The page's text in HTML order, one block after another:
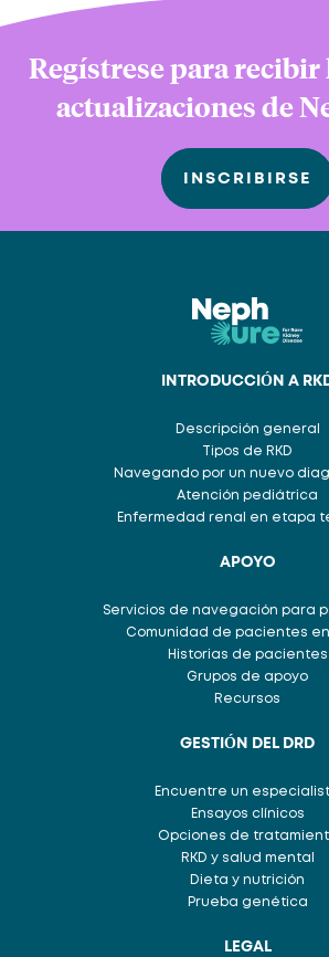
Regístrese para
actualizaciones de
INSCRIBIRSE
INTRODUCCIÓN A
Descripción general
Tipos de RKD
Navegando por un nuevo
Atención pediátrica
Enfermedad renal en etapa
APOYO
Servicios de navegación para
Comunidad de pacientes
Historias de pacientes
Grupos de apoyo
Recursos
GESTIÓN DEL DRD
Encuentre un
Ensayos clínicos
Opciones de
RKD y salud mental
Dieta y nutrición
Prueba genética
LEGAL